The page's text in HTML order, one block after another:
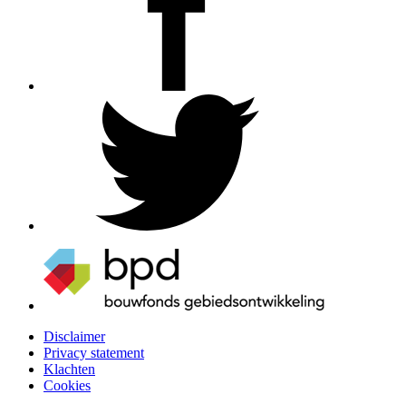
Disclaimer
Privacy statement
Klachten
Cookies